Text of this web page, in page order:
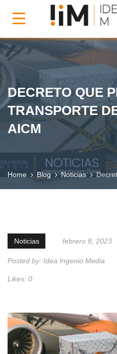
DECRETO QUE
TRANSPORTE
AICM
Home Blog Noticias
Noticias febrero 8, 2023
Posted by: Idea Ingenio Media
Likes: 0